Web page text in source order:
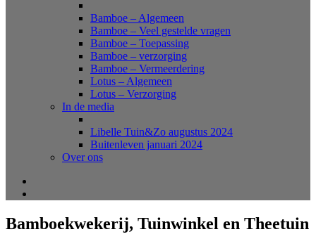
Bamboe – Algemeen
Bamboe – Veel gestelde vragen
Bamboe – Toepassing
Bamboe – verzorging
Bamboe – Vermeerdering
Lotus – Algemeen
Lotus – Verzorging
In de media
Libelle Tuin&Zo augustus 2024
Buitenleven januari 2024
Over ons
Bamboekwekerij, Tuinwinkel en Theetuin